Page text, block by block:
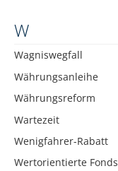
W
Wagniswegfall
Währungsanleihe
Währungsreform
Wartezeit
Wenigfahrer-Rabatt
Wertorientierte Fonds